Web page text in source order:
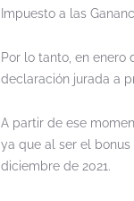
Impuesto a las
Por lo tanto, en
declaración jurada a
A partir de ese
ya que al ser el
diciembre de 2021.